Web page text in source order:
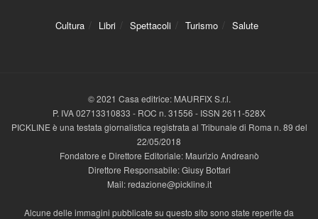
Cultura Libri Spettacoli Turismo Salute
© 2021 Casa editrice: MAURFIX S.r.l.
P. IVA 02713310833 - ROC n. 31556 - ISSN 2611-528X
PICKLINE è una testata giornalistica registrata al Tribunale di Roma n. 89 del
22/05/2018
Fondatore e Direttore Editoriale: Maurizio Andreanò
Direttore Responsabile: Giusy Bottari
Mail: redazione@pickline.it
Alcune delle immagini pubblicate su questo sito sono state reperite da